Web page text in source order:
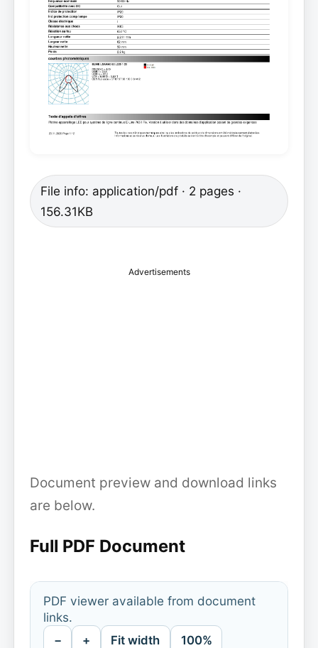
File info: application/pdf · 2 pages ·
156.31KB
Advertisements
Document preview and download links
are below.
Full PDF Document
PDF viewer available from document
links.
− + Fit width 100%